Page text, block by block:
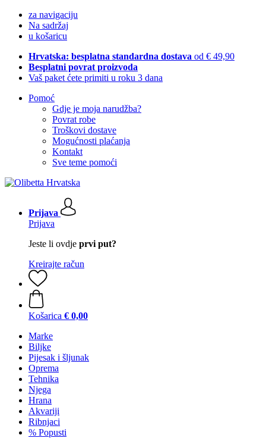
za navigaciju
Na sadržaj
u košaricu
Hrvatska: besplatna standardna dostava od € 49,90
Besplatni povrat proizvoda
Vaš paket ćete primiti u roku 3 dana
Pomoć
Gdje je moja narudžba?
Povrat robe
Troškovi dostave
Mogućnosti plaćanja
Kontakt
Sve teme pomoći
Prijava
Prijava
Jeste li ovdje prvi put?
Kreirajte račun
Košarica € 0,00
Marke
Biljke
Pijesak i šljunak
Oprema
Tehnika
Njega
Hrana
Akvariji
Ribnjaci
% Popusti